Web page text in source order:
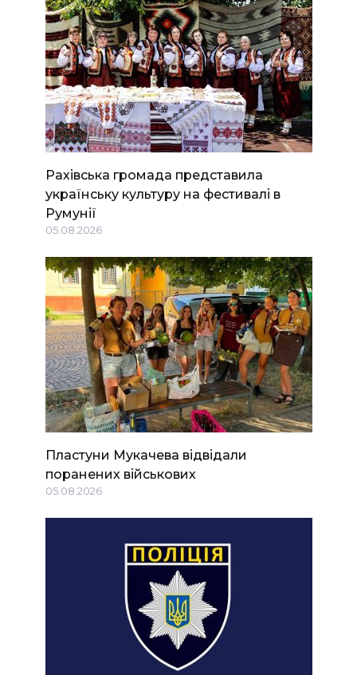
Рахівська громада представила
українську культуру на фестивалі в
Румунії
05.08.2026
Пластуни Мукачева відвідали
поранених військових
05.08.2026